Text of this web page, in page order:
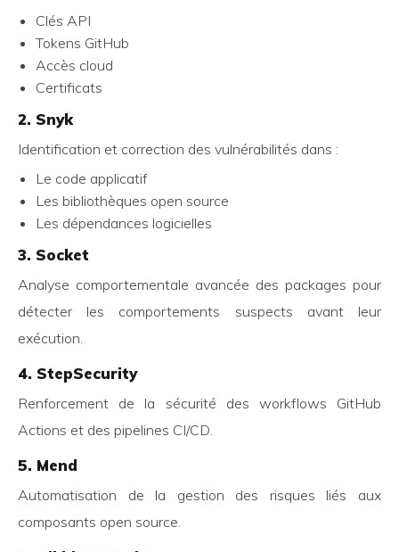
Clés API
Tokens GitHub
Accès cloud
Certificats
2. Snyk
Identification et correction des vulnérabilités dans :
Le code applicatif
Les bibliothèques open source
Les dépendances logicielles
3. Socket
Analyse comportementale avancée des packages pour
détecter les comportements suspects avant leur
exécution.
4. StepSecurity
Renforcement de la sécurité des workflows GitHub
Actions et des pipelines CI/CD.
5. Mend
Automatisation de la gestion des risques liés aux
composants open source.